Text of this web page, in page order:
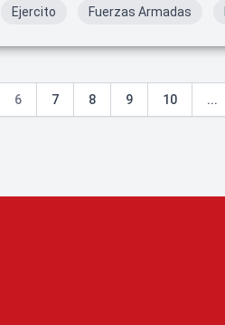
Ejercito
Fuerzas Armadas
6 7 8 9 10 ...